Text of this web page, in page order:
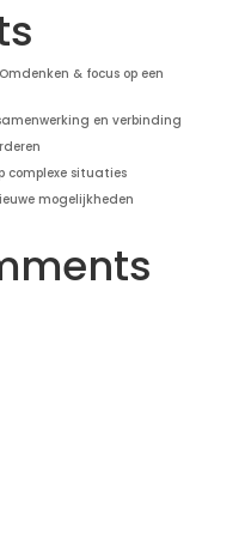
& focus op een
en verbinding
complexe situaties
mogelijkheden